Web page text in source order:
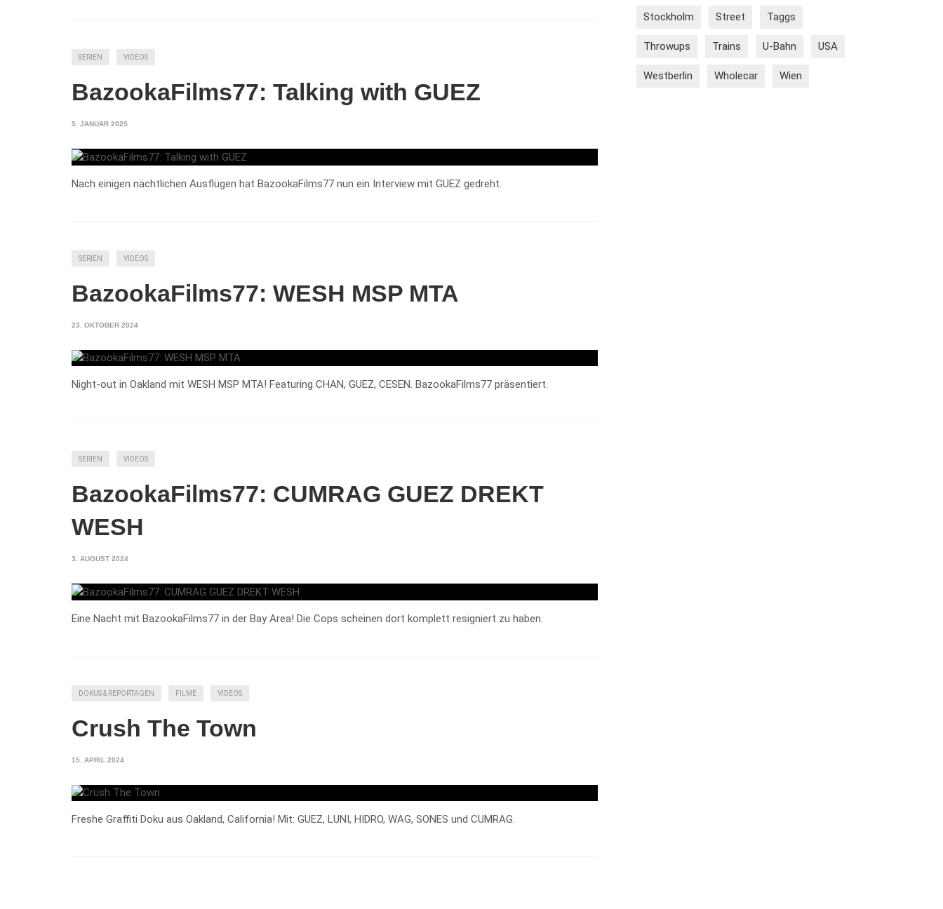
SERIEN VIDEOS
BazookaFilms77: Talking with GUEZ
5. JANUAR 2025
Nach einigen nächtlichen Ausflügen hat BazookaFilms77 nun ein Interview mit GUEZ gedreht.
SERIEN VIDEOS
BazookaFilms77: WESH MSP MTA
23. OKTOBER 2024
Night-out in Oakland mit WESH MSP MTA! Featuring CHAN, GUEZ, CESEN. BazookaFilms77 präsentiert.
SERIEN VIDEOS
BazookaFilms77: CUMRAG GUEZ DREKT
WESH
3. AUGUST 2024
Eine Nacht mit BazookaFilms77 in der Bay Area! Die Cops scheinen dort komplett resigniert zu haben.
DOKUS & REPORTAGEN FILME VIDEOS
Crush The Town
15. APRIL 2024
Freshe Graffiti Doku aus Oakland, California! Mit: GUEZ, LUNI, HIDRO, WAG, SONES und CUMRAG.
Stockholm Street Taggs
Throwups Trains U-Bahn USA
Westberlin Wholecar Wien